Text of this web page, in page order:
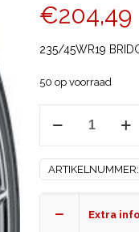
€204,49
235/45WR19
50 op voorraad
TURANZA
ARTIKELNUMMER:
Extra